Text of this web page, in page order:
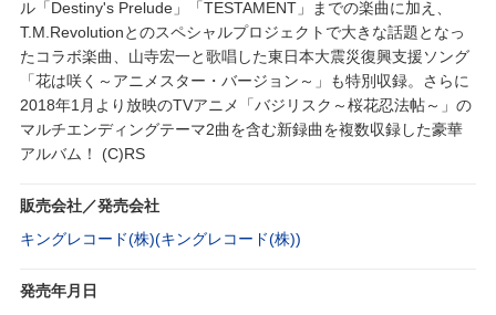
ル「Destiny's Prelude」「TESTAMENT」までの楽曲に加え、
T.M.Revolutionとのスペシャルプロジェクトで大きな話題となっ
たコラボ楽曲、山寺宏一と歌唱した東日本大震災復興支援ソング
「花は咲く～アニメスター・バージョン～」も特別収録。さらに
2018年1月より放映のTVアニメ「バジリスク～桜花忍法帖～」の
マルチエンディングテーマ2曲を含む新録曲を複数収録した豪華
アルバム！ (C)RS
販売会社／発売会社
キングレコード(株)(キングレコード(株))
発売年月日